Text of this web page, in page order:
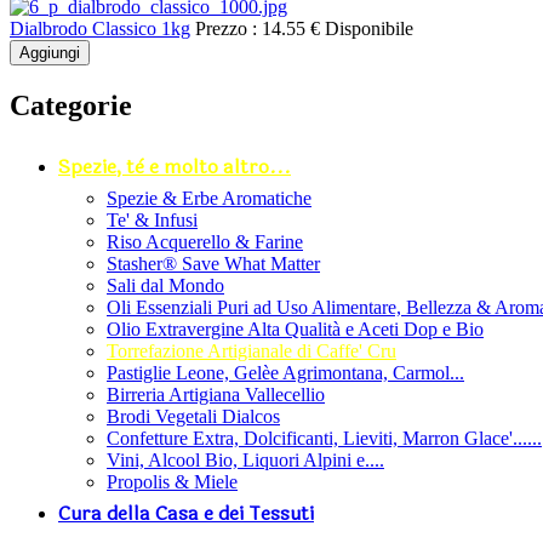
Dialbrodo Classico 1kg Prezzo : 14.55 € Disponibile
Aggiungi
Categorie
Spezie, tè e molto altro...
Spezie & Erbe Aromatiche
Te' & Infusi
Riso Acquerello & Farine
Stasher®️ Save What Matter
Sali dal Mondo
Oli Essenziali Puri ad Uso Alimentare, Bellezza &
Olio Extravergine Alta Qualità e Aceti Dop e Bio
Torrefazione Artigianale di Caffe' Cru
Pastiglie Leone, Gelèe Agrimontana, Carmol...
Birreria Artigiana Vallecellio
Brodi Vegetali Dialcos
Confetture Extra, Dolcificanti, Lieviti, Marron Glace'......
Vini, Alcool Bio, Liquori Alpini e....
Propolis & Miele
Cura della Casa e dei Tessuti